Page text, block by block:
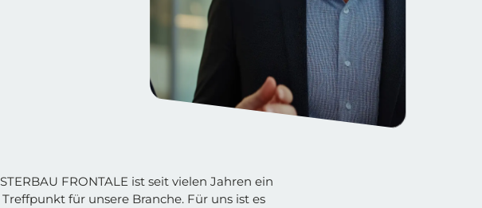
FRONTALE ist seit vielen Jahren ein
für unsere Branche. Für uns ist es